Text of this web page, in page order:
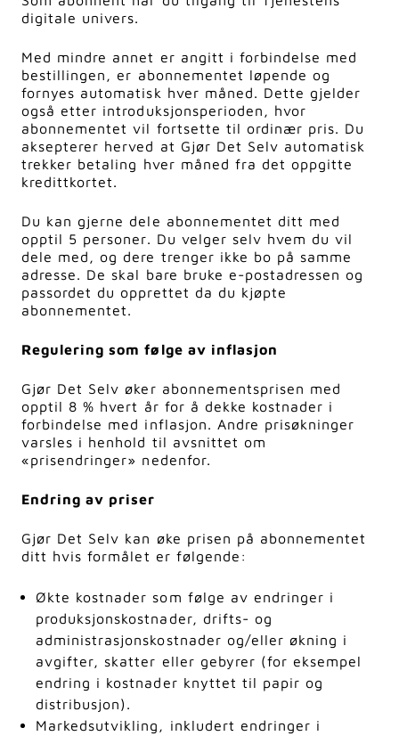
digitale univers.
Med mindre annet er angitt i forbindelse med
bestillingen, er abonnementet løpende og
fornyes automatisk hver måned. Dette gjelder
også etter introduksjonsperioden, hvor
abonnementet vil fortsette til ordinær pris. Du
aksepterer herved at Gjør Det Selv automatisk
trekker betaling hver måned fra det oppgitte
kredittkortet.
Du kan gjerne dele abonnementet ditt med
opptil 5 personer. Du velger selv hvem du vil
dele med, og dere trenger ikke bo på samme
adresse. De skal bare bruke e-postadressen og
passordet du opprettet da du kjøpte
abonnementet.
Regulering som følge av inflasjon
Gjør Det Selv øker abonnementsprisen med
opptil 8 % hvert år for å dekke kostnader i
forbindelse med inflasjon. Andre prisøkninger
varsles i henhold til avsnittet om
«prisendringer» nedenfor.
Endring av priser
Gjør Det Selv kan øke prisen på abonnementet
ditt hvis formålet er følgende:
Økte kostnader som følge av endringer i
produksjonskostnader, drifts- og
administrasjonskostnader og/eller økning i
avgifter, skatter eller gebyrer (for eksempel
endring i kostnader knyttet til papir og
distribusjon).
Markedsutvikling, inkludert endringer i